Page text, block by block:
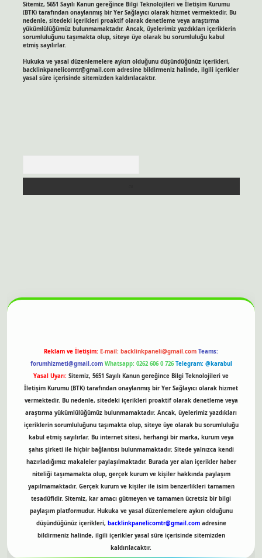
Sitemiz, 5651 Sayılı Kanun gereğince Bilgi Teknolojileri ve İletişim Kurumu
(BTK) tarafından onaylanmış bir Yer Sağlayıcı olarak hizmet vermektedir. Bu
nedenle, sitedeki içerikleri proaktif olarak denetleme veya araştırma
yükümlülüğümüz bulunmamaktadır. Ancak, üyelerimiz yazdıkları içeriklerin
sorumluluğunu taşımakta olup, siteye üye olarak bu sorumluluğu kabul
etmiş sayılırlar.
Hukuka ve yasal düzenlemelere aykırı olduğunu düşündüğünüz içerikleri,
backlinkpanelicomtr@gmail.comadresine bildirmeniz halinde, ilgili içerikler
yasal süre içerisinde sitemizden kaldırılacaktır.
Reklam ve İletişim: E-mail: backlinkpaneli@gmail.com Teams:
forumhizmeti@gmail.com Whatsapp: 0262 606 0 726 Telegram: @karabul
Yasal Uyarı: Sitemiz, 5651 Sayılı Kanun gereğince Bilgi Teknolojileri ve
İletişim Kurumu (BTK) tarafından onaylanmış bir Yer Sağlayıcı olarak hizmet
vermektedir. Bu nedenle, sitedeki içerikleri proaktif olarak denetleme veya
araştırma yükümlülüğümüz bulunmamaktadır. Ancak, üyelerimiz yazdıkları
içeriklerin sorumluluğunu taşımakta olup, siteye üye olarak bu sorumluluğu
kabul etmiş sayılırlar. Bu internet sitesi, herhangi bir marka, kurum veya
şahıs şirketi ile hiçbir bağlantısı bulunmamaktadır. Sitede yalnızca kendi
hazırladığımız makaleler paylaşılmaktadır. Burada yer alan içerikler haber
niteliği taşımamakta olup, gerçek kurum ve kişiler hakkında paylaşım
yapılmamaktadır. Gerçek kurum ve kişiler ile isim benzerlikleri tamamen
tesadüfidir. Sitemiz, kar amacı gütmeyen ve tamamen ücretsiz bir bilgi
paylaşım platformudur. Hukuka ve yasal düzenlemelere aykırı olduğunu
düşündüğünüz içerikleri, backlinkpanelicomtr@gmail.comadresine
bildirmeniz halinde, ilgili içerikler yasal süre içerisinde sitemizden
kaldırılacaktır.